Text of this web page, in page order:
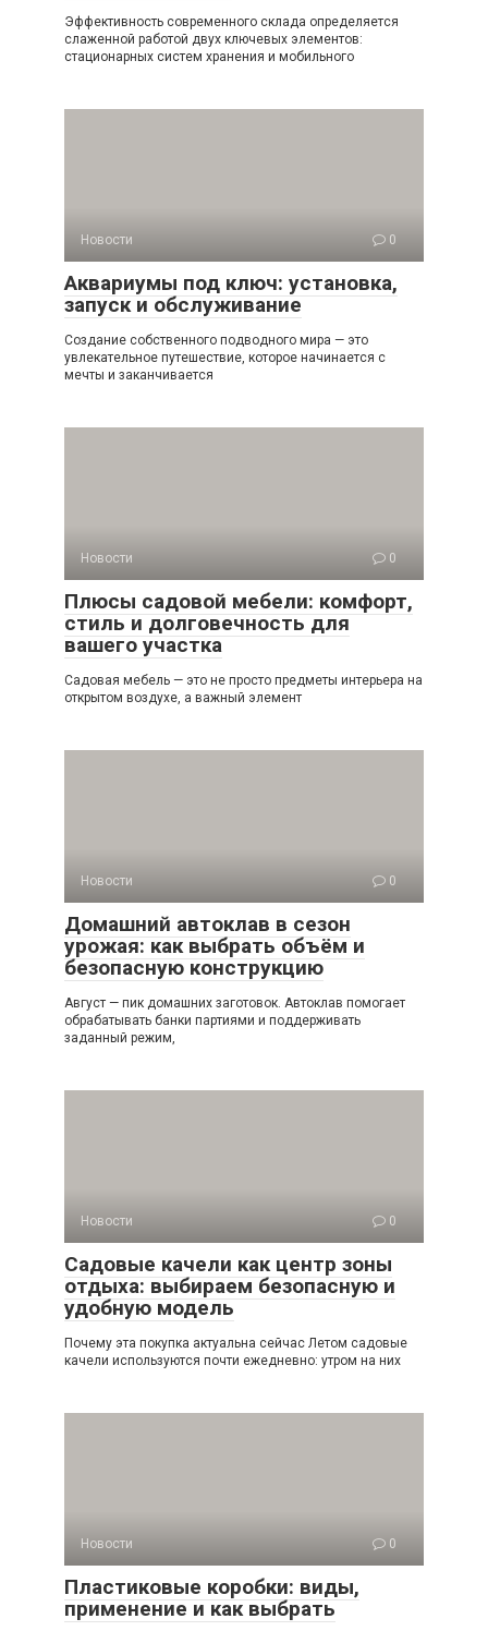
Эффективность современного склада определяется
слаженной работой двух ключевых элементов:
стационарных систем хранения и мобильного
Новости 0
Аквариумы под ключ: установка,
запуск и обслуживание
Создание собственного подводного мира — это
увлекательное путешествие, которое начинается с
мечты и заканчивается
Новости 0
Плюсы садовой мебели: комфорт,
стиль и долговечность для
вашего участка
Садовая мебель — это не просто предметы интерьера на
открытом воздухе, а важный элемент
Новости 0
Домашний автоклав в сезон
урожая: как выбрать объём и
безопасную конструкцию
Август — пик домашних заготовок. Автоклав помогает
обрабатывать банки партиями и поддерживать
заданный режим,
Новости 0
Садовые качели как центр зоны
отдыха: выбираем безопасную и
удобную модель
Почему эта покупка актуальна сейчас Летом садовые
качели используются почти ежедневно: утром на них
Новости 0
Пластиковые коробки: виды,
применение и как выбрать